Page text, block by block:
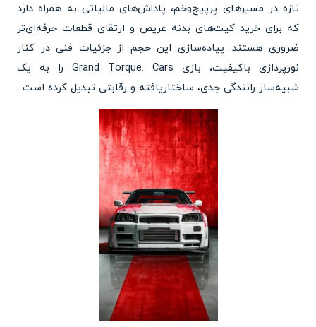
تازه در مسیرهای پرپیچ‌وخم، پاداش‌های مالیاتی به همراه دارد
که برای خرید کیت‌های بدنه عریض و ارتقای قطعات حرفه‌ای‌تر
ضروری هستند. پیاده‌سازی این حجم از جزئیات فنی در کنار
نورپردازی باکیفیت، بازی Grand Torque: Cars را به یک
شبیه‌ساز رانندگی جدی، ساختاریافته و رقابتی تبدیل کرده است.